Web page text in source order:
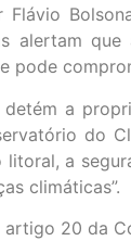
alertam
pode
a
do
a
climáticas”.
20 da